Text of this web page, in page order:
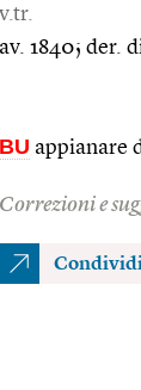
v.tr.
av. 1840; der.
BU appianare
Correzioni e